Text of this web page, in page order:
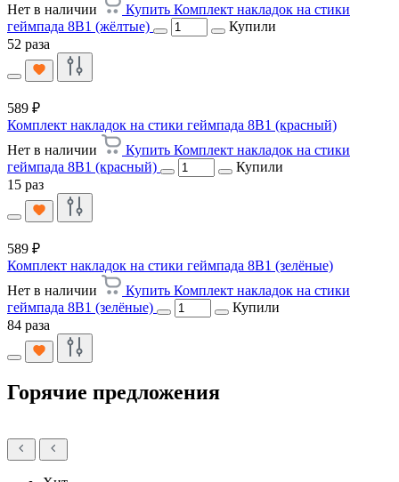
Нет в наличии
Купить Комплект накладок на стики
геймпада 8В1 (жёлтые)
Купили
52 раза
589 ₽
Комплект накладок на стики геймпада 8В1 (красный)
Нет в наличии
Купить Комплект накладок на стики
геймпада 8В1 (красный)
Купили
15 раз
589 ₽
Комплект накладок на стики геймпада 8В1 (зелёные)
Нет в наличии
Купить Комплект накладок на стики
геймпада 8В1 (зелёные)
Купили
84 раза
Горячие предложения